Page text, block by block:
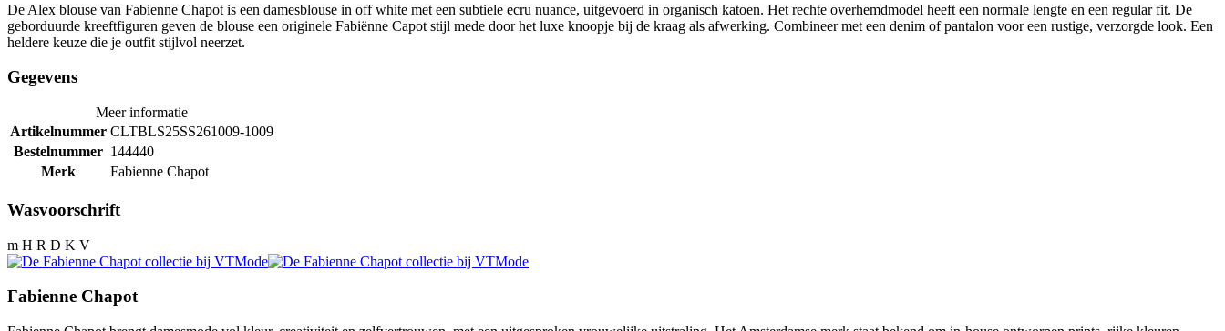
De Alex blouse van Fabienne Chapot is een damesblouse in off white met een subtiele ecru nuance, uitgevoerd in organisch katoen. Het rechte overhemdmodel heeft een normale lengte en een regular fit. De
geborduurde kreeftfiguren geven de blouse een originele Fabiënne Capot stijl mede door het luxe knoopje bij de kraag als afwerking. Combineer met een denim of pantalon voor een rustige, verzorgde look. Een
heldere keuze die je outfit stijlvol neerzet.
Gegevens
Meer informatie
Artikelnummer CLTBLS25SS261009-1009
Bestelnummer 144440
Merk
Fabienne Chapot
Wasvoorschrift
m H R D K V
Fabienne Chapot